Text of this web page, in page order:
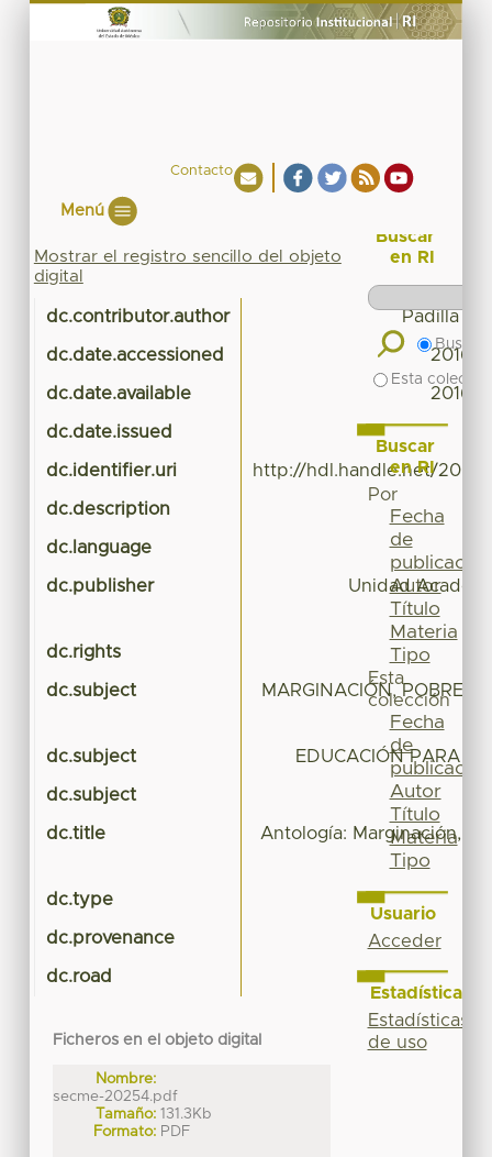
Contacto
Menú
Mostrar el registro sencillo del objeto
digital
dc.contributor.author Padilla
dc.date.accessioned 2016-
dc.date.available 2016-
dc.date.issued
dc.identifier.uri http://hdl.handle.net/
dc.description
dc.language
dc.publisher
Unidad
dc.rights
dc.subject MARGINACIÓN,
dc.subject EDUCACIÓN PARA
dc.subject
dc.title Antología: Marginación,
dc.type
dc.provenance
dc.road
Ficheros en el objeto digital
Nombre:
secme-20254.pdf
Tamaño: 131.3Kb
Formato: PDF
Buscar
en RI
Buscar
Esta
Buscar
en RI
Por
Fecha
de
publicación
Autor
Título
Materia
Tipo
Esta
colección
Fecha
de
publicación
Autor
Título
Materia
Tipo
Usuario
Acceder
Estadísticas
Estadísticas
de uso